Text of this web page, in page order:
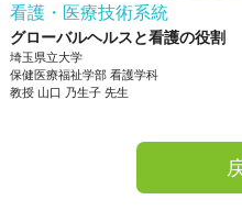
看護・医療技術系統
グローバルヘルスと看護の役割
埼玉県立大学
保健医療福祉学部 看護学科
教授 山口 乃生子先生